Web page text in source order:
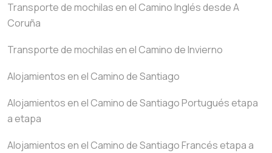
Transporte de mochilas en el Camino Inglés desde A
Coruña
Transporte de mochilas en el Camino de Invierno
Alojamientos en el Camino de Santiago
Alojamientos en el Camino de Santiago Portugués etapa
a etapa
Alojamientos en el Camino de Santiago Francés etapa a